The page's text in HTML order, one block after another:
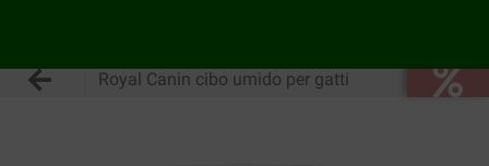
Royal Canin cibo umido per gatti